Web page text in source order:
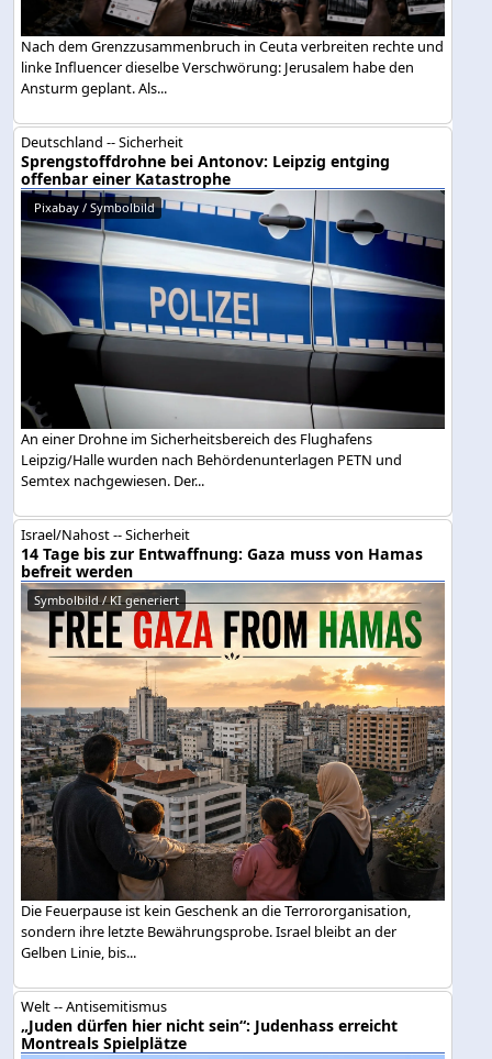
Nach dem Grenzzusammenbruch in Ceuta verbreiten rechte und
linke Influencer dieselbe Verschwörung: Jerusalem habe den
Ansturm geplant. Als...
Deutschland -- Sicherheit
Sprengstoffdrohne bei Antonov: Leipzig entging
offenbar einer Katastrophe
Pixabay / Symbolbild
An einer Drohne im Sicherheitsbereich des Flughafens
Leipzig/Halle wurden nach Behördenunterlagen PETN und
Semtex nachgewiesen. Der...
Israel/Nahost -- Sicherheit
14 Tage bis zur Entwaffnung: Gaza muss von Hamas
befreit werden
Symbolbild / KI generiert
Die Feuerpause ist kein Geschenk an die Terrororganisation,
sondern ihre letzte Bewährungsprobe. Israel bleibt an der
Gelben Linie, bis...
Welt -- Antisemitismus
„Juden dürfen hier nicht sein“: Judenhass erreicht
Montreals Spielplätze